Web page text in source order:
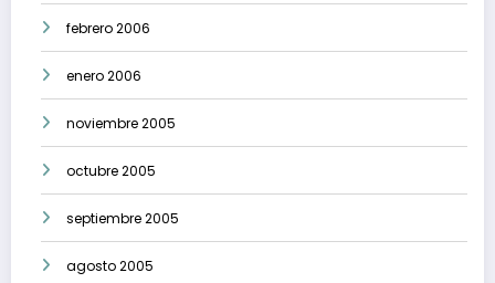
febrero 2006
enero 2006
noviembre 2005
octubre 2005
septiembre 2005
agosto 2005